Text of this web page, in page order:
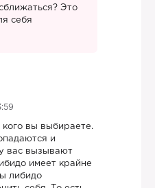
Это
себя
кого вы выбираете.
и
вас вызывают
имеет крайне
либидо